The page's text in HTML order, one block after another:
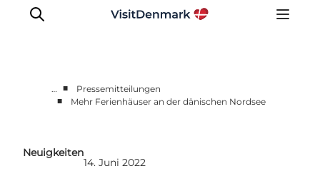
Fotos
… ■
Pressemitteilungen
■
Mehr Ferienhäuser an der dänischen Nordsee
Neuigkeiten
14. Juni 2022